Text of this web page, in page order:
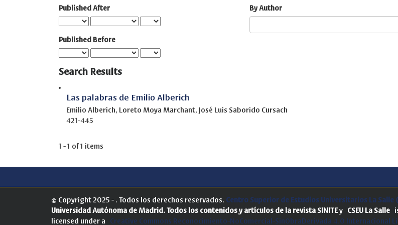
Published After
Published Before
By Author
Search Results
Las palabras de Emilio Alberich
Emilio Alberich, Loreto Moya Marchant, José Luis Saborido Cursach
421-445
1 - 1 of 1 items
© Copyright 2025 - . Todos los derechos reservados. Centro Superior de Estudios Universitarios La Salle
Universidad Autónoma de Madrid. Todos los contenidos y artículos de la revista SINITEy CSEU La Salle
licensed under a Creative Commons Reconocimiento-NoComercial-SinObraDerivada 4.0 Internacional